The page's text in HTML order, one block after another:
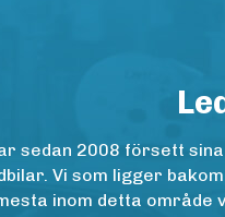
sedan 2008 försett
Vi som ligger
inom detta område